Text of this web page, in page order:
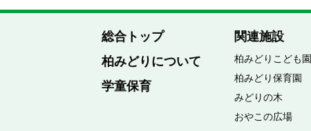
総合トップ
柏みどりについて
学童保育
関連施設
柏みどりこども園
柏みどり保育園
みどりの木
おやこの広場